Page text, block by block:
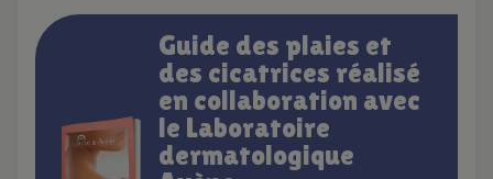
Guide des plaies et
des cicatrices réalisé
en collaboration avec
le Laboratoire
dermatologique